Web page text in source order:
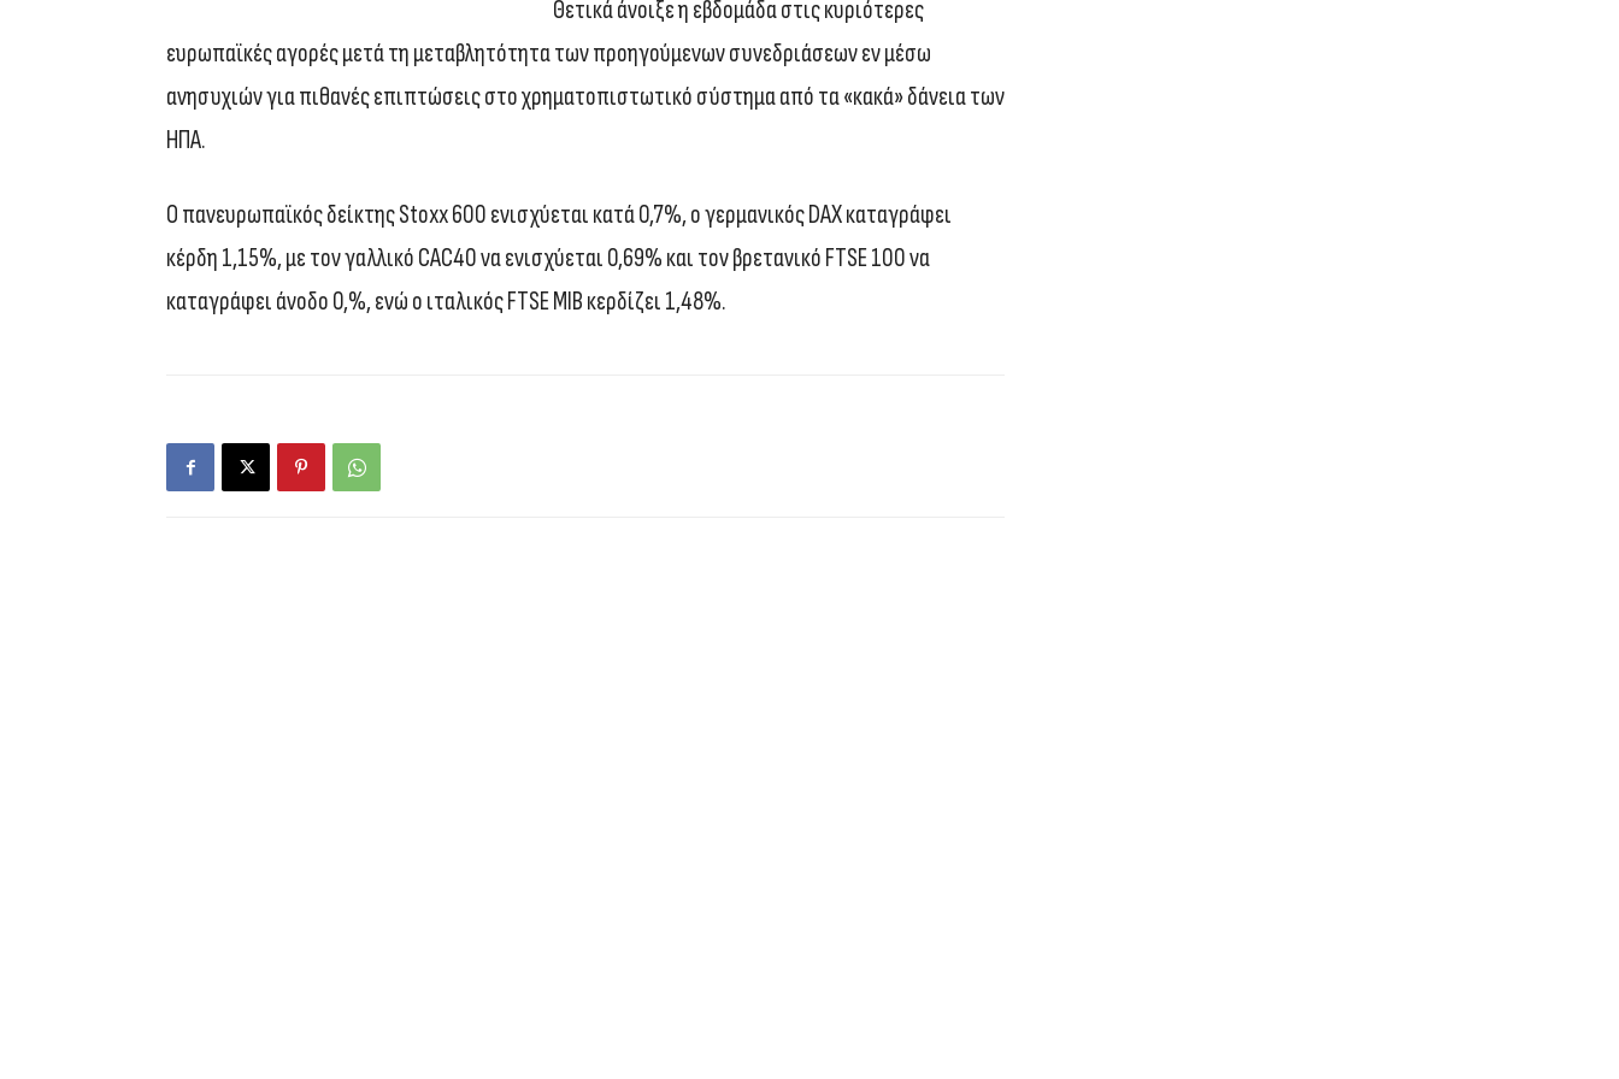
Θετικά άνοιξε η εβδομάδα στις κυριότερες
ευρωπαϊκές αγορές μετά τη μεταβλητότητα των προηγούμενων συνεδριάσεων εν μέσω
ανησυχιών για πιθανές επιπτώσεις στο χρηματοπιστωτικό σύστημα από τα «κακά» δάνεια των
ΗΠΑ.
Ο πανευρωπαϊκός δείκτης Stoxx 600 ενισχύεται κατά 0,7%, ο γερμανικός DAX καταγράφει
κέρδη 1,15%, με τον γαλλικό CAC40 να ενισχύεται 0,69% και τον βρετανικό FTSE 100 να
καταγράφει άνοδο 0,%, ενώ ο ιταλικός FTSE MIB κερδίζει 1,48%.